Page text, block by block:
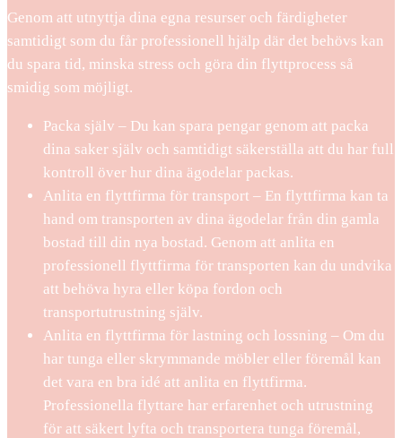
Genom att utnyttja dina egna resurser och färdigheter
samtidigt som du får professionell hjälp där det behövs kan
du spara tid, minska stress och göra din flyttprocess så
smidig som möjligt.
Packa själv – Du kan spara pengar genom att packa
dina saker själv och samtidigt säkerställa att du har full
kontroll över hur dina ägodelar packas.
Anlita en flyttfirma för transport – En flyttfirma kan ta
hand om transporten av dina ägodelar från din gamla
bostad till din nya bostad. Genom att anlita en
professionell flyttfirma för transporten kan du undvika
att behöva hyra eller köpa fordon och
transportutrustning själv.
Anlita en flyttfirma för lastning och lossning – Om du
har tunga eller skrymmande möbler eller föremål kan
det vara en bra idé att anlita en flyttfirma.
Professionella flyttare har erfarenhet och utrustning
för att säkert lyfta och transportera tunga föremål,